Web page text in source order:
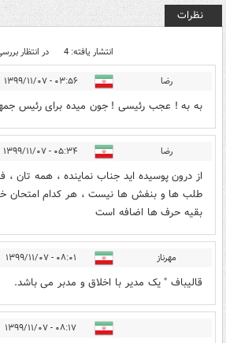
نظرات
انتشار یافته: 4 در انتظار
رضا ۰۳:۵۶ - ۱۳۹۹/۱۱/۰۷
به به ! عجب رئيسى ! جون ميده براى رئيس
رضا ۰۵:۳۴ - ۱۳۹۹/۱۱/۰۷
از درون پوسيده ايد جناب نماينده ، همه تان
طلب ها و بنفش ها نيست ، هر كدام امتحان
بقيه حرف ها اضافه است
مهرناز ۰۸:۰۱ - ۱۳۹۹/۱۱/۰۷
قالیباف " یک مدیر با اخلاق و مدبر می باشد.
۰۸:۱۷ - ۱۳۹۹/۱۱/۰۷